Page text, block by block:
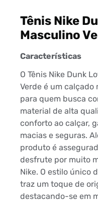
Tênis Nike
Masculino
Características
O Tênis Nike Dunk
Verde é um calçado
para quem busca
material de alta
conforto ao calçar,
macias e seguras.
produto é
desfrute por muito
Nike. O estilo único
traz um toque de
destacando-se em